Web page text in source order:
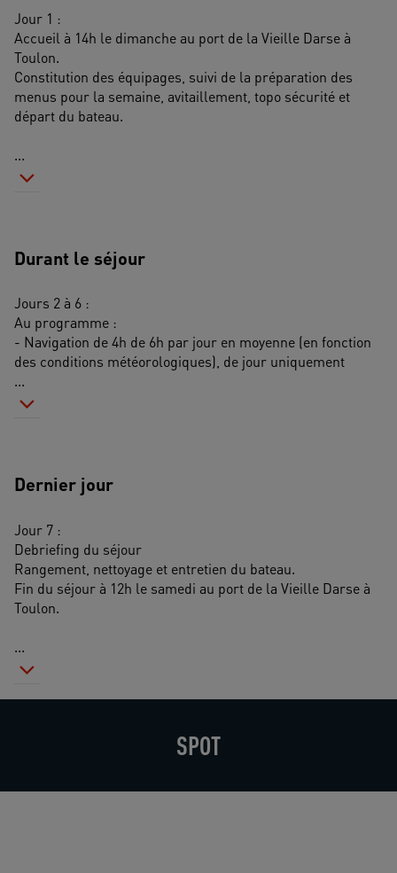
Jour 1 :
Accueil à 14h le dimanche au port de la Vieille Darse à
Toulon.
Constitution des équipages, suivi de la préparation des
menus pour la semaine, avitaillement, topo sécurité et
départ du bateau.
...
Durant le séjour
Jours 2 à 6 :
Au programme :
- Navigation de 4h de 6h par jour en moyenne (en fonction
des conditions météorologiques), de jour uniquement
...
Dernier jour
Jour 7 :
Debriefing du séjour
Rangement, nettoyage et entretien du bateau.
Fin du séjour à 12h le samedi au port de la Vieille Darse à
Toulon.
...
SPOT